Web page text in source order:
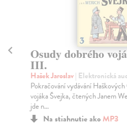
Osudy dobrého
III.
Hašek Jaroslav| Elektronická
Pokračování vydávání
vojáka Švejka, čtených Janem
jde n...
Na stiahnutie akoMP3